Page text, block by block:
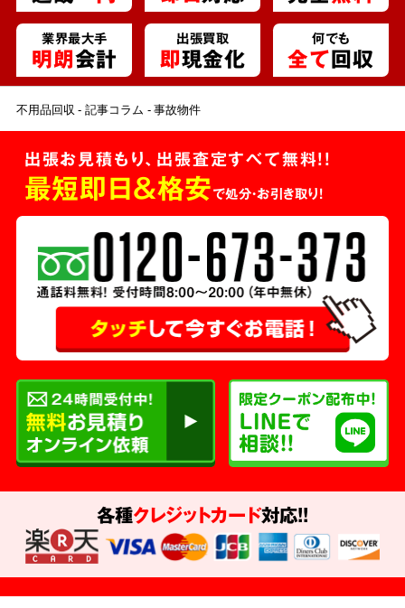
業界最大手
明朗会計
出張買取
即現金化
何でも
全て回収
不用品回収 記事コラム 事故物件
出張お見積もり、出張査定すべて無料!!
最短即日＆格安で処分・お引き取り！
各種クレジットカード対応!!